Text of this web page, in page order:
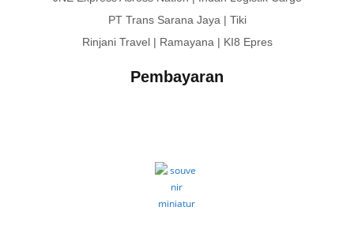
PT Trans Sarana Jaya | Tiki
Rinjani Travel | Ramayana | KI8 Epres
Pembayaran